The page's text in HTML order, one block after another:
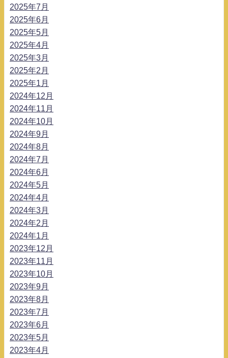
2025年7月
2025年6月
2025年5月
2025年4月
2025年3月
2025年2月
2025年1月
2024年12月
2024年11月
2024年10月
2024年9月
2024年8月
2024年7月
2024年6月
2024年5月
2024年4月
2024年3月
2024年2月
2024年1月
2023年12月
2023年11月
2023年10月
2023年9月
2023年8月
2023年7月
2023年6月
2023年5月
2023年4月